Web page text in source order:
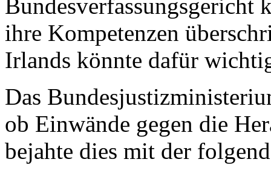
ihre Kompetenzen
Irlands könnte dafür
Das
ob Einwände gegen die
bejahte dies mit der